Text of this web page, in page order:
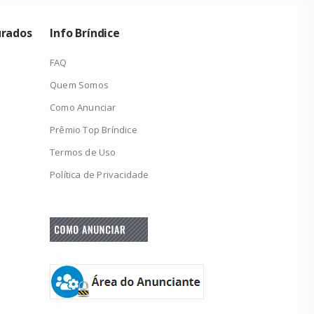
Info Bríndice
FAQ
Quem Somos
Como Anunciar
Prêmio Top Bríndice
Termos de Uso
Política de Privacidade